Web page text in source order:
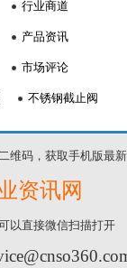
行业商道
产品资讯
市场评论
不锈钢截止阀
维码，获取手机版最
资讯网
以直接微信扫描打开